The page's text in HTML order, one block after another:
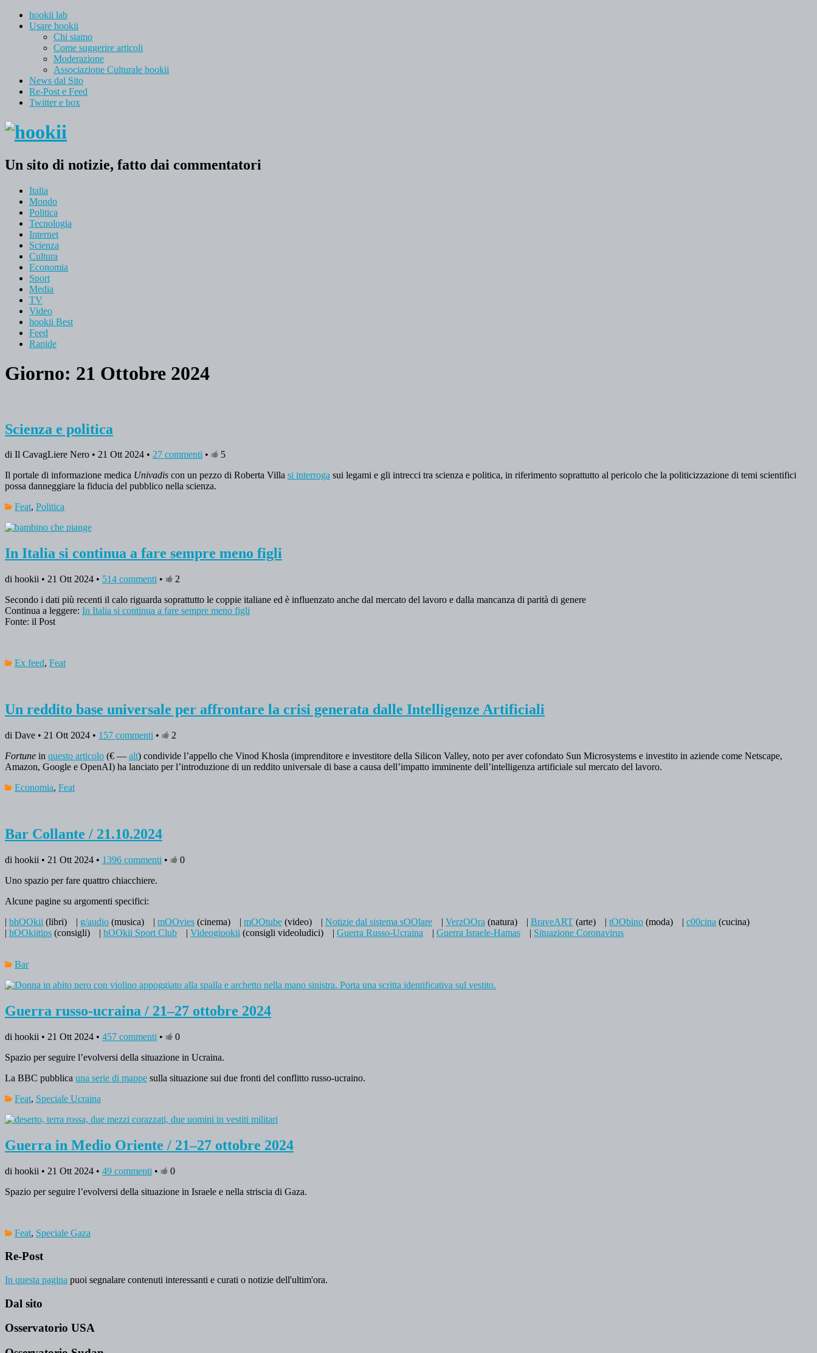
hookii lab
Usare hookii
Chi siamo
Come suggerire articoli
Moderazione
Associazione Culturale hookii
News dal Sito
Re-Post e Feed
Twitter e box
Un sito di notizie, fatto dai commentatori
Italia
Mondo
Politica
Tecnologia
Internet
Scienza
Cultura
Economia
Sport
Media
TV
Video
hookii Best
Feed
Rapide
Giorno: 21 Ottobre 2024
Scienza e politica
di Il CavagLiere Nero • 21 Ott 2024 • 27 commenti •
5
Il portale di informazione medica Univadis con un pezzo di Roberta Villa si interroga sui legami e gli intrecci tra scienza e politica, in riferimento soprattutto al pericolo che la politicizzazione di temi scientifici
possa danneggiare la fiducia del pubblico nella scienza.
Feat, Politica
In Italia si continua a fare sempre meno figli
di hookii • 21 Ott 2024 • 514 commenti •
2
Secondo i dati più recenti il calo riguarda soprattutto le coppie italiane ed è influenzato anche dal mercato del lavoro e dalla mancanza di parità di genere
Continua a leggere: In Italia si continua a fare sempre meno figli
Fonte: il Post
Ex feed, Feat
Un reddito base universale per affrontare la crisi generata dalle Intelligenze Artificiali
di Dave • 21 Ott 2024 • 157 commenti •
2
Fortune in questo articolo (€ — alt) condivide l’appello che Vinod Khosla (imprenditore e investitore della Silicon Valley, noto per aver cofondato Sun Microsystems e investito in aziende come Netscape,
Amazon, Google e OpenAI) ha lanciato per l’introduzione di un reddito universale di base a causa dell’impatto imminente dell’intelligenza artificiale sul mercato del lavoro.
Economia, Feat
Bar Collante / 21.10.2024
di hookii • 21 Ott 2024 • 1396 commenti •
0
Uno spazio per fare quattro chiacchiere.
Alcune pagine su argomenti specifici:
| bhOOkii (libri) | g/audio (musica) | mOOvies (cinema) | mOOtube (video) | Notizie dal sistema sOOlare | VerzOOra (natura) | BraveART (arte) | tOObino (moda) | c00cina (cucina)
| hOOkiitips (consigli) | hOOkii Sport Club | Videogiookii (consigli videoludici) | Guerra Russo-Ucraina | Guerra Israele-Hamas | Situazione Coronavirus
Bar
Guerra russo-ucraina / 21–27 ottobre 2024
di hookii • 21 Ott 2024 • 457 commenti •
0
Spazio per seguire l’evolversi della situazione in Ucraina.
La BBC pubblica una serie di mappe sulla situazione sui due fronti del conflitto russo-ucraino.
Feat, Speciale Ucraina
Guerra in Medio Oriente / 21–27 ottobre 2024
di hookii • 21 Ott 2024 • 49 commenti •
0
Spazio per seguire l’evolversi della situazione in Israele e nella striscia di Gaza.
Feat, Speciale Gaza
Re-Post
In questa pagina puoi segnalare contenuti interessanti e curati o notizie dell'ultim'ora.
Dal sito
Osservatorio USA